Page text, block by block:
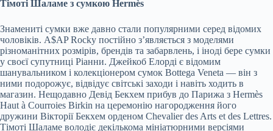
Тімоті Шаламе з сумкою Hermès
Знамениті сумки вже давно стали популярними серед відомих
чоловіків. A$AP Rocky постійно з’являється з моделями
різноманітних розмірів, брендів та забарвлень, і іноді бере сумки
у своєї супутниці Ріанни. Джейкоб Елорді є відомим
шанувальником і колекціонером сумок Bottega Veneta — він з
ними подорожує, відвідує світські заходи і навіть ходить в
магазин. Нещодавно Девід Бекхем прибув до Парижа з Hermès
Haut à Courroies Birkin на церемонію нагородження його
дружини Вікторії Бекхем орденом Chevalier des Arts et des Lettres.
Тімоті Шаламе володіє декількома мініатюрними версіями